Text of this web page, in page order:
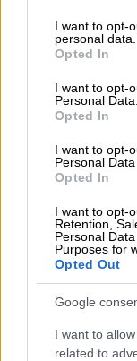
not limited to your
grant or deny
use your data for
consent section.
I want to opt-
personal data.
Opted In
I want to opt-
Personal Data.
Opted In
I want to opt-
Personal
Opted In
I want to opt-
Retention,
Personal
Purposes for
Opted Out
Google
I want to
related to
Πατήσια»,
Δημήτρης
Η αποστολή
Λεωφόρο
Το 2023 σε
ομάδα
του Κηφισού
είχαν
συναντήσει
με τη
επιχείρησαν
ένα
είχε σπάσει